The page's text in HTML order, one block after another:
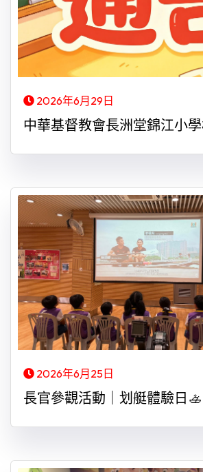
2026年6月29日
中華基督教會長洲堂錦江小
2026年6月25日
長官參觀活動｜划艇體驗日🚣